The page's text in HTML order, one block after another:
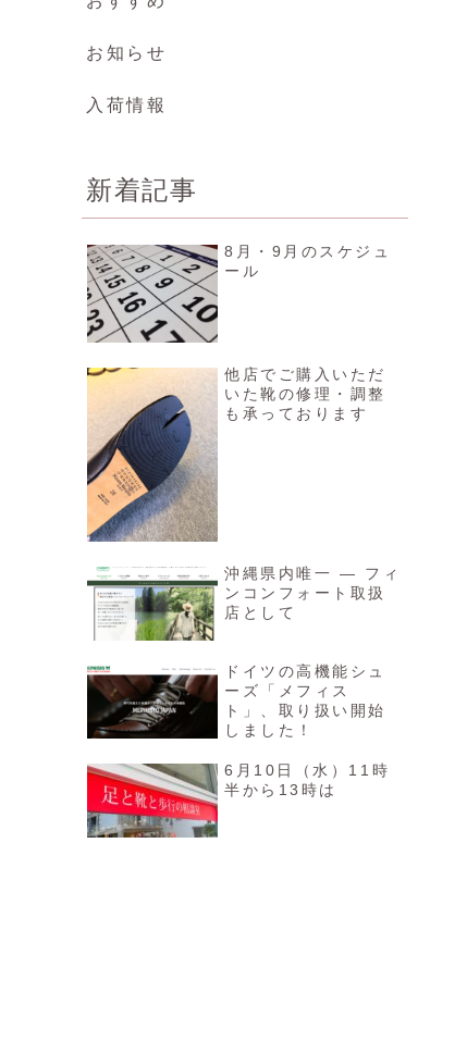
お知らせ
入荷情報
新着記事
8月・9月のスケジュ
ール
他店でご購入いただ
いた靴の修理・調整
も承っております
沖縄県内唯一 ― フィ
ンコンフォート取扱
店として
ドイツの高機能シュ
ーズ「メフィス
ト」、取り扱い開始
しました！
6月10日（水）11時
半から13時は